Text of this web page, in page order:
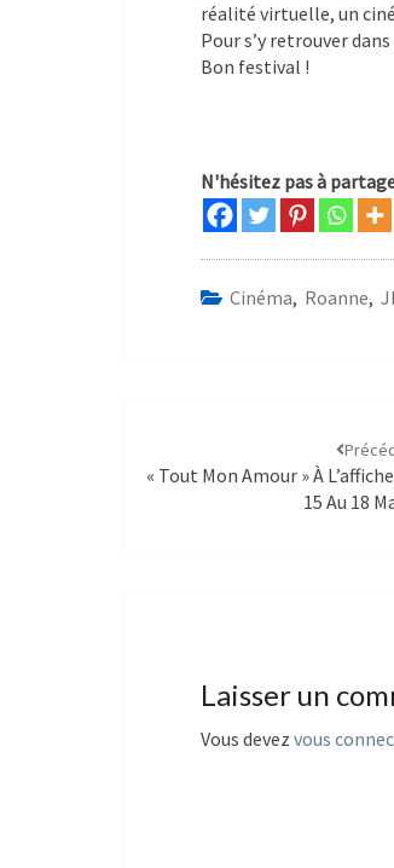
réalité virtuelle, un
Pour s’y retrouver
Bon festival !
Jean-
N'hésitez pas à
Cinéma, Roanne,
« Tout Mon Amour » À
15 Au 18
Laisser un
Vous devez vous